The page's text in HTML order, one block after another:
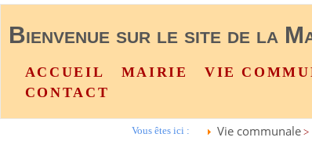
Bienvenue sur le site de la
ACCUEIL MAIRIE VIE
CONTACT
Vous êtes ici : Vie communale >